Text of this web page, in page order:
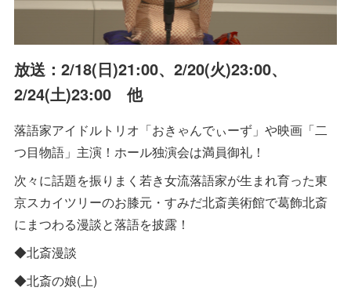
放送：2/18(日)21:00、2/20(火)23:00、
2/24(土)23:00 他
落語家アイドルトリオ「おきゃんでぃーず」や映画「二
つ目物語」主演！ホール独演会は満員御礼！
次々に話題を振りまく若き女流落語家が生まれ育った東
京スカイツリーのお膝元・すみだ北斎美術館で葛飾北斎
にまつわる漫談と落語を披露！
◆北斎漫談
◆北斎の娘(上)